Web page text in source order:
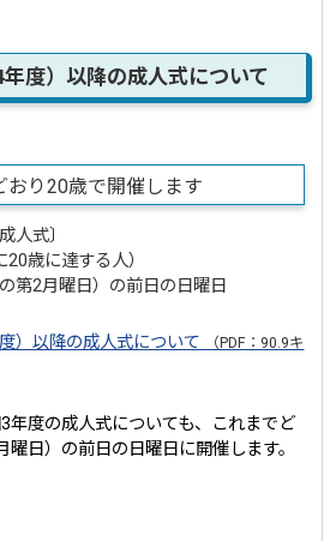
度）以降の成人式について
おり20歳で開催します
人式〕
歳に達する人）
第2月曜日）の前日の日曜日
）以降の成人式について
（PDF：90.9キ
度の成人式についても、これまでど
日）の前日の日曜日に開催します。